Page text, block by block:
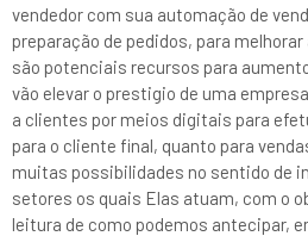
vendedor com sua automação de
preparação de pedidos, para
são potenciais recursos para
vão elevar o prestigio de uma
a clientes por meios digitais para
para o cliente final, quanto para
muitas possibilidades no sentido de
setores os quais Elas atuam, com o
leitura de como podemos antecipar,